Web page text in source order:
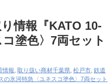
情報『KATO 10-
塗色〉7両セット
情報, 取り扱い商材千葉県, 松戸市, 鉄道
の氷河特急〈ユネスコ塗色〉7両セット